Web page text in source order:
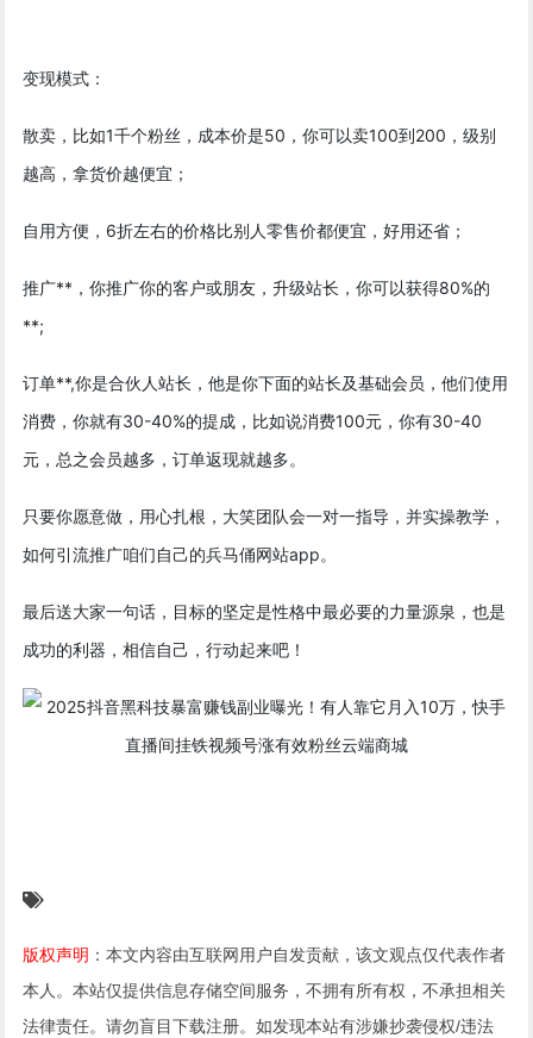
变现模式：
散卖，比如1千个粉丝，成本价是50，你可以卖100到200，级别
越高，拿货价越便宜；
自用方便，6折左右的价格比别人零售价都便宜，好用还省；
推广**，你推广你的客户或朋友，升级站长，你可以获得80%的
**;
订单**,你是合伙人站长，他是你下面的站长及基础会员，他们使用
消费，你就有30-40%的提成，比如说消费100元，你有30-40
元，总之会员越多，订单返现就越多。
只要你愿意做，用心扎根，大笑团队会一对一指导，并实操教学，
如何引流推广咱们自己的兵马俑网站app。
最后送大家一句话，目标的坚定是性格中最必要的力量源泉，也是
成功的利器，相信自己，行动起来吧！
版权声明 ：本文内容由互联网用户自发贡献，该文观点仅代表作者
本人。本站仅提供信息存储空间服务，不拥有所有权，不承担相关
法律责任。请勿盲目下载注册。如发现本站有涉嫌抄袭侵权/违法